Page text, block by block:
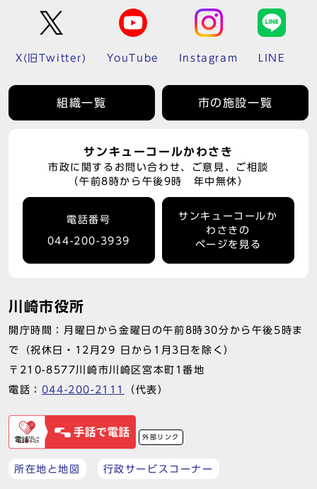
X(旧Twitter) YouTube Instagram LINE
組織一覧 市の施設一覧
サンキューコールかわさき
市政に関するお問い合わせ、ご意見、ご相談
（午前8時から午後9時 年中無休）
電話番号
044-200-3939
サンキューコールか
わさきの
ページを見る
川崎市役所
開庁時間：月曜日から金曜日の午前8時30分から午後5時ま
で（祝休日・12月29 日から1月3日を除く）
〒210-8577川崎市川崎区宮本町1番地
電話： 044-200-2111 （代表）
外部リンク
所在地と地図 行政サービスコーナー